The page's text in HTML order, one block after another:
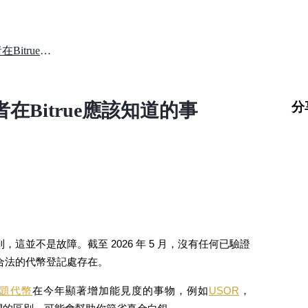
是否有OCOR加密貨幣？貿易者在Bitrue應該知道的事
在Bitrue應該知道的事
這並不是故障。截至 2026 年 5 月，沒有任何已驗證
的代幣登記處存在。
代幣在今年顯著增加能見度的事物，例如USOR ，
分